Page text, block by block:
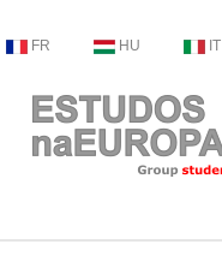
FR HU IT